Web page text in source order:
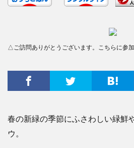
△ご訪問ありがとうございます。こちらに参
春の新緑の季節にふさわしい緑鮮
ウ。